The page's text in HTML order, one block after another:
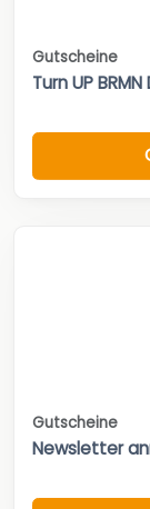
Gutscheine
Turn UP
Gutscheine
Newsletter